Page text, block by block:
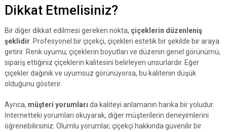
Dikkat Etmelisiniz?
Bir diğer dikkat edilmesi gereken nokta, çiçeklerin düzenleniş
şeklidir . Profesyonel bir çiçekçi, çiçekleri estetik bir şekilde bir araya
getirir. Renk uyumu, çiçeklerin boyutları ve düzenin genel görünümü,
sipariş ettiğiniz çiçeklerin kalitesini belirleyen unsurlardır. Eğer
çiçekler dağınık ve uyumsuz görünüyorsa, bu kalitenin düşük
olduğunu gösterir.
Ayrıca, müşteri yorumları da kaliteyi anlamanın harika bir yoludur.
İnternetteki yorumları okuyarak, diğer müşterilerin deneyimlerini
öğrenebilirsiniz. Olumlu yorumlar, çiçekçi hakkında güvenilir bir